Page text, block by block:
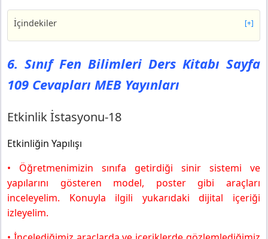
İçindekiler [+]
6. Sınıf Fen Bilimleri Ders Kitabı Sayfa 109 Cevapları
MEB Yayınları
Etkinlik İstasyonu-18
6. Sınıf Fen Bilimleri Ders Kitabı Sayfa 110 Cevapları
Etkinlik İstasyonu-19
Etkinlik İstasyonu-20
6. Sınıf Fen Bilimleri Ders Kitabı Sayfa 111 Cevapları
MEB Yayınları
Performans İstasyonu
6. Sınıf Fen Bilimleri Ders Kitabı Sayfa 113 Cevapları
6. Sınıf Fen Bilimleri Ders Kitabı Sayfa
109 Cevapları MEB Yayınları
Etkinlik İstasyonu-18
Etkinliğin Yapılışı
• Öğretmenimizin sınıfa getirdiği sinir sistemi ve
yapılarını gösteren model, poster gibi araçları
inceleyelim. Konuyla ilgili yukarıdaki dijital içeriği
izleyelim.